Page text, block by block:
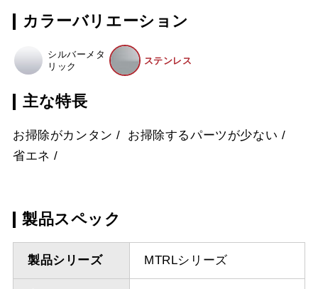
カラーバリエーション
シルバーメタ
リック
ステンレス
主な特長
お掃除がカンタン
お掃除するパーツが少ない
省エネ
製品スペック
製品シリーズ MTRLシリーズ